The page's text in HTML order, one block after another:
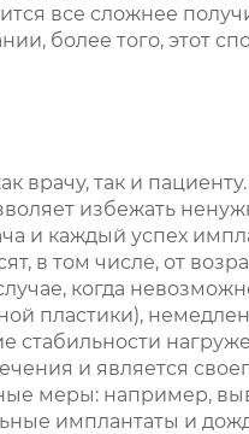
все сложнее
более того, этот
врачу, так и
избежать
и каждый успех
в том числе, от
когда
пластики),
стабильности
и является
меры: например,
имплантаты и